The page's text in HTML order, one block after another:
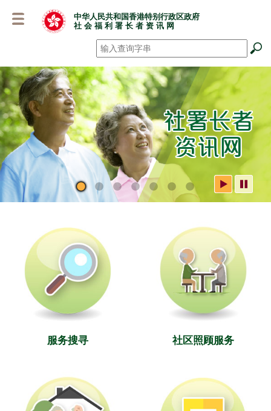
容
中华人民共和国香港特别行政区政府
社 会 福 利 署 长 者 资 讯 网
搜寻 *
社署长者资讯网
服务搜寻 社区照顾服务